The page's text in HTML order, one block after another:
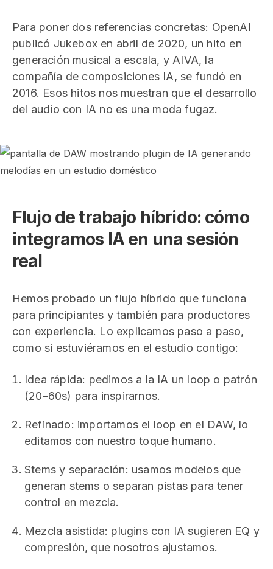
Para poner dos referencias concretas: OpenAI
publicó Jukebox en abril de 2020, un hito en
generación musical a escala, y AIVA, la
compañía de composiciones IA, se fundó en
2016. Esos hitos nos muestran que el desarrollo
del audio con IA no es una moda fugaz.
Flujo de trabajo híbrido: cómo
integramos IA en una sesión
real
Hemos probado un flujo híbrido que funciona
para principiantes y también para productores
con experiencia. Lo explicamos paso a paso,
como si estuviéramos en el estudio contigo:
Idea rápida: pedimos a la IA un loop o patrón
(20–60s) para inspirarnos.
Refinado: importamos el loop en el DAW, lo
editamos con nuestro toque humano.
Stems y separación: usamos modelos que
generan stems o separan pistas para tener
control en mezcla.
Mezcla asistida: plugins con IA sugieren EQ y
compresión, que nosotros ajustamos.